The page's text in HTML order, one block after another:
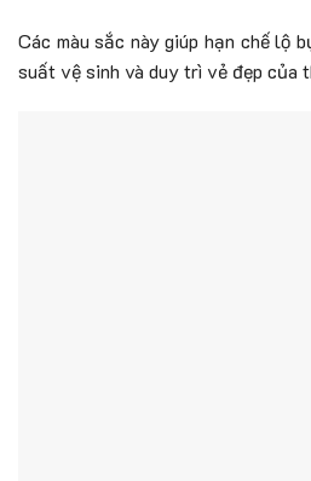
Các màu sắc này giúp hạn chế lộ
suất vệ sinh và duy trì vẻ đẹp của